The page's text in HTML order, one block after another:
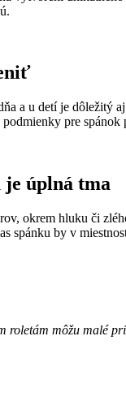
a u detí je dôležitý
pre spánok
je úplná tma
okrem hluku či
spánku by v
roletám môžu malé